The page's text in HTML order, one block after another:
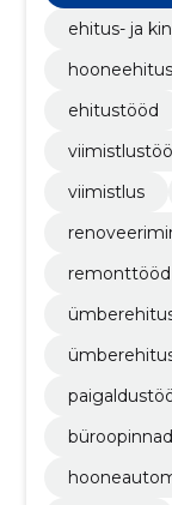
ehitus- ja
ehitustööd
viimistlus
remonttööd
büroopinnad